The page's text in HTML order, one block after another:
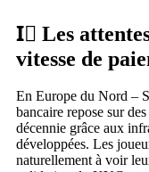
I️⃣ Les
vitesse de
En Europe du Nord –
bancaire repose sur
décennie grâce aux
développées. Les
naturellement à voir